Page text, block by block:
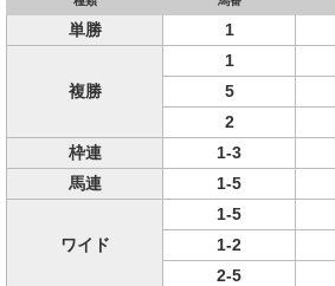
単勝 1
複勝
1
5
2
枠連
1-3
馬連
1-5
ワイド
1-5
1-2
2-5